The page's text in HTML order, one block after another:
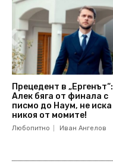
Прецедент в „Ергенът“:
Алек бяга от финала с
писмо до Наум, не иска
никоя от момите!
Любопитно Иван Ангелов